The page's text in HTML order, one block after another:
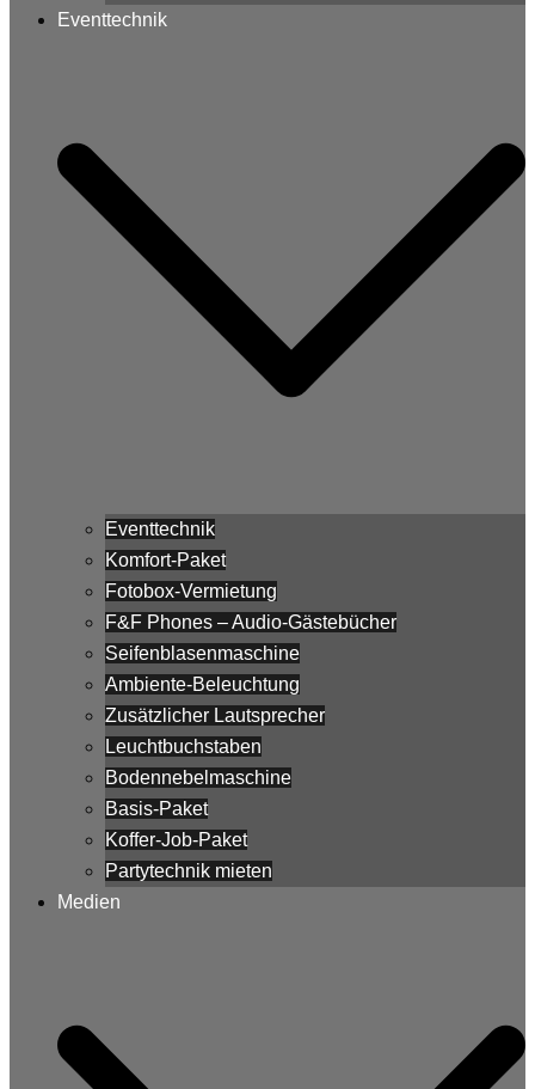
Eventtechnik
Eventtechnik
Komfort-Paket
Fotobox-Vermietung
F&F Phones – Audio-Gästebücher
Seifenblasenmaschine
Ambiente-Beleuchtung
Zusätzlicher Lautsprecher
Leuchtbuchstaben
Bodennebelmaschine
Basis-Paket
Koffer-Job-Paket
Partytechnik mieten
Medien